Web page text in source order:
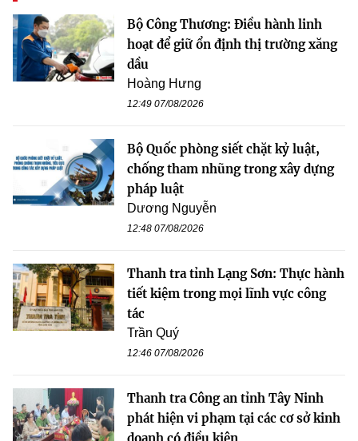
Bộ Công Thương: Điều hành linh
hoạt để giữ ổn định thị trường xăng
dầu
Hoàng Hưng
12:49 07/08/2026
Bộ Quốc phòng siết chặt kỷ luật,
chống tham nhũng trong xây dựng
pháp luật
Dương Nguyễn
12:48 07/08/2026
Thanh tra tỉnh Lạng Sơn: Thực hành
tiết kiệm trong mọi lĩnh vực công
tác
Trần Quý
12:46 07/08/2026
Thanh tra Công an tỉnh Tây Ninh
phát hiện vi phạm tại các cơ sở kinh
doanh có điều kiện